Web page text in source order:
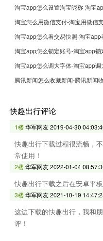
淘宝app怎么设置淘宝昵称-淘宝
淘宝怎么用微信支付-淘宝用微信
淘宝app怎么看交易快照-淘宝
淘宝app怎么锁定账号-淘宝app锁
淘宝app怎么调大字体-淘宝app调
腾讯新闻怎么收藏新闻-腾讯新闻
快趣出行评论
1楼华军网友2019-04-30
快趣出行下载过程很流畅，
常使用！
2楼华军网友2022-01-04
快趣出行下载之后在安卓平
3楼华军网友2021-10-19
这边下载的快趣出行，我和
评！